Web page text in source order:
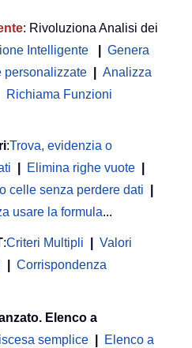
: Rivoluziona Analisi dei
Intelligente
Genera
personalizzate
Analizza
Richiama Funzioni
:Trova, evidenzia o
Elimina righe vuote
celle senza perdere dati
usare la formula...
:Criteri Multipli
Valori
Corrispondenza
Elenco a
semplice
Elenco a